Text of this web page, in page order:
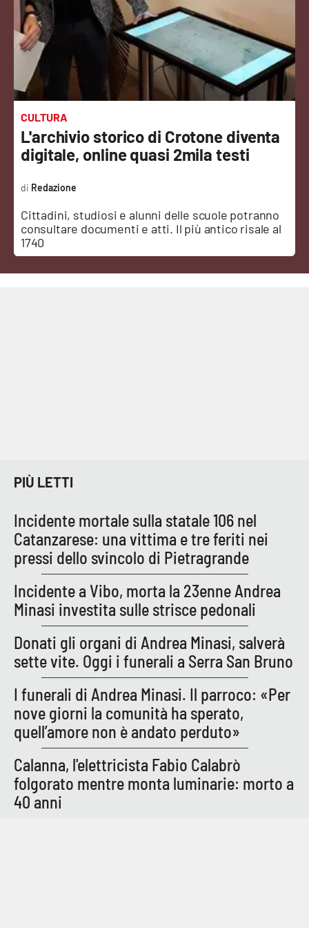
Sanità
Sport
Cultura
Podcast
Meteo
Editoriali
VIDEO
Società
Sport
RUBRICHE
Good Morning Vietnam
Leggendo Alvaro insieme
Imprese Di Calabria
Le perfidie di Antonella Grippo
Venti di comunicazione
CULTURA
L'archivio storico di Crotone diventa
digitale, online quasi 2mila testi
Cittadini, studiosi e alunni delle scuole potranno
consultare documenti e atti. Il più antico risale al
1740
Redazione
PIÙ LETTI
Incidente mortale sulla statale 106 nel
Catanzarese: una vittima e tre feriti nei
pressi dello svincolo di Pietragrande
Incidente a Vibo, morta la 23enne Andrea
Minasi investita sulle strisce pedonali
Donati gli organi di Andrea Minasi, salverà
sette vite. Oggi i funerali a Serra San Bruno
I funerali di Andrea Minasi. Il parroco: «Per
nove giorni la comunità ha sperato,
quell’amore non è andato perduto»
Calanna, l'elettricista Fabio Calabrò
folgorato mentre monta luminarie: morto a
40 anni